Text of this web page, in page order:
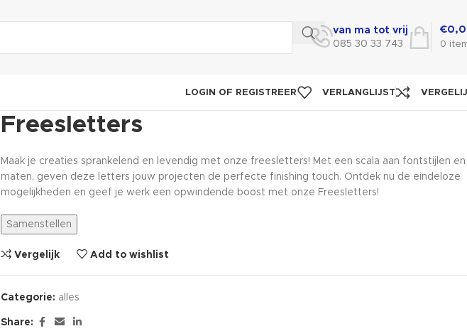
van ma tot vrij
085 30 33 743
0
€
LOGIN OF REGISTREER VERLANGLIJST
Freesletters
Maak je creaties sprankelend en levendig met onze freesletters! Met een scala aan fontstijlen en
maten, geven deze letters jouw projecten de perfecte finishing touch. Ontdek nu de eindeloze
mogelijkheden en geef je werk een opwindende boost met onze Freesletters!
Samenstellen
Vergelijk Add to wishlist
Categorie: alles
Share: